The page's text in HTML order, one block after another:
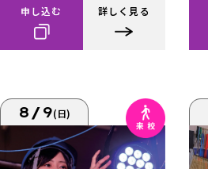
申し込む 詳しく見る
8/9(日)